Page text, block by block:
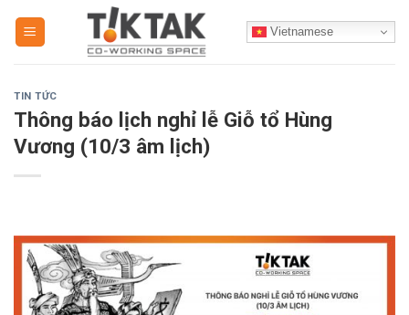
Vietnamese
TIN TỨC
Thông báo lịch nghỉ lễ Giỗ tổ Hùng
Vương (10/3 âm lịch)